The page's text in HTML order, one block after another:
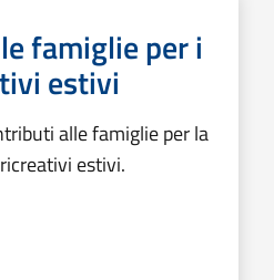
famiglie per i
estivi
alle famiglie per la
estivi.